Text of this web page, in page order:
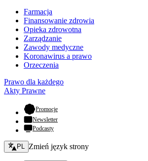
Farmacja
Finansowanie zdrowia
Opieka zdrowotna
Zarządzanie
Zawody medyczne
Koronawirus a prawo
Orzeczenia
Prawo dla każdego
Akty Prawne
Promocje- otwiera się w nowej karcie
Newsletter
Podcasty
Zmień język - bieżący:
PL Zmień język strony